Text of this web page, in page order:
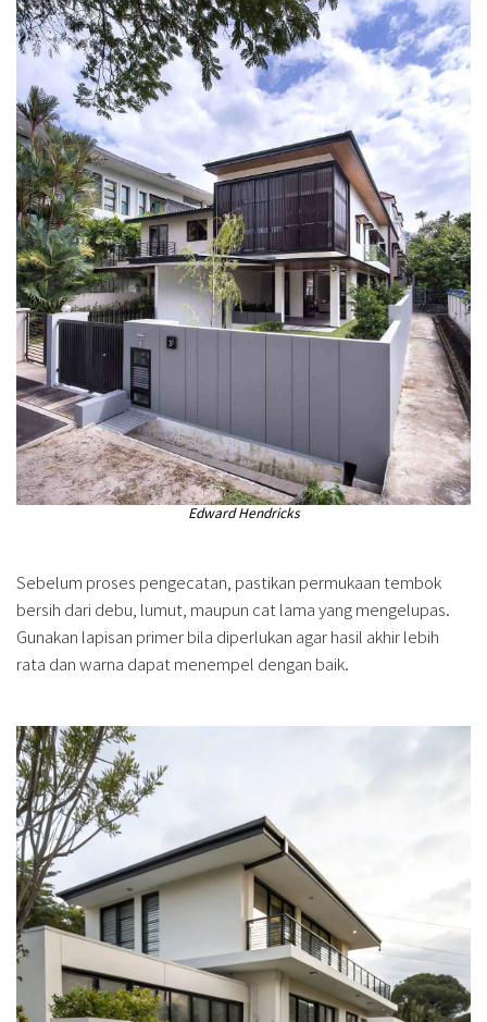
Edward Hendricks
Sebelum proses pengecatan, pastikan permukaan tembok
bersih dari debu, lumut, maupun cat lama yang mengelupas.
Gunakan lapisan primer bila diperlukan agar hasil akhir lebih
rata dan warna dapat menempel dengan baik.